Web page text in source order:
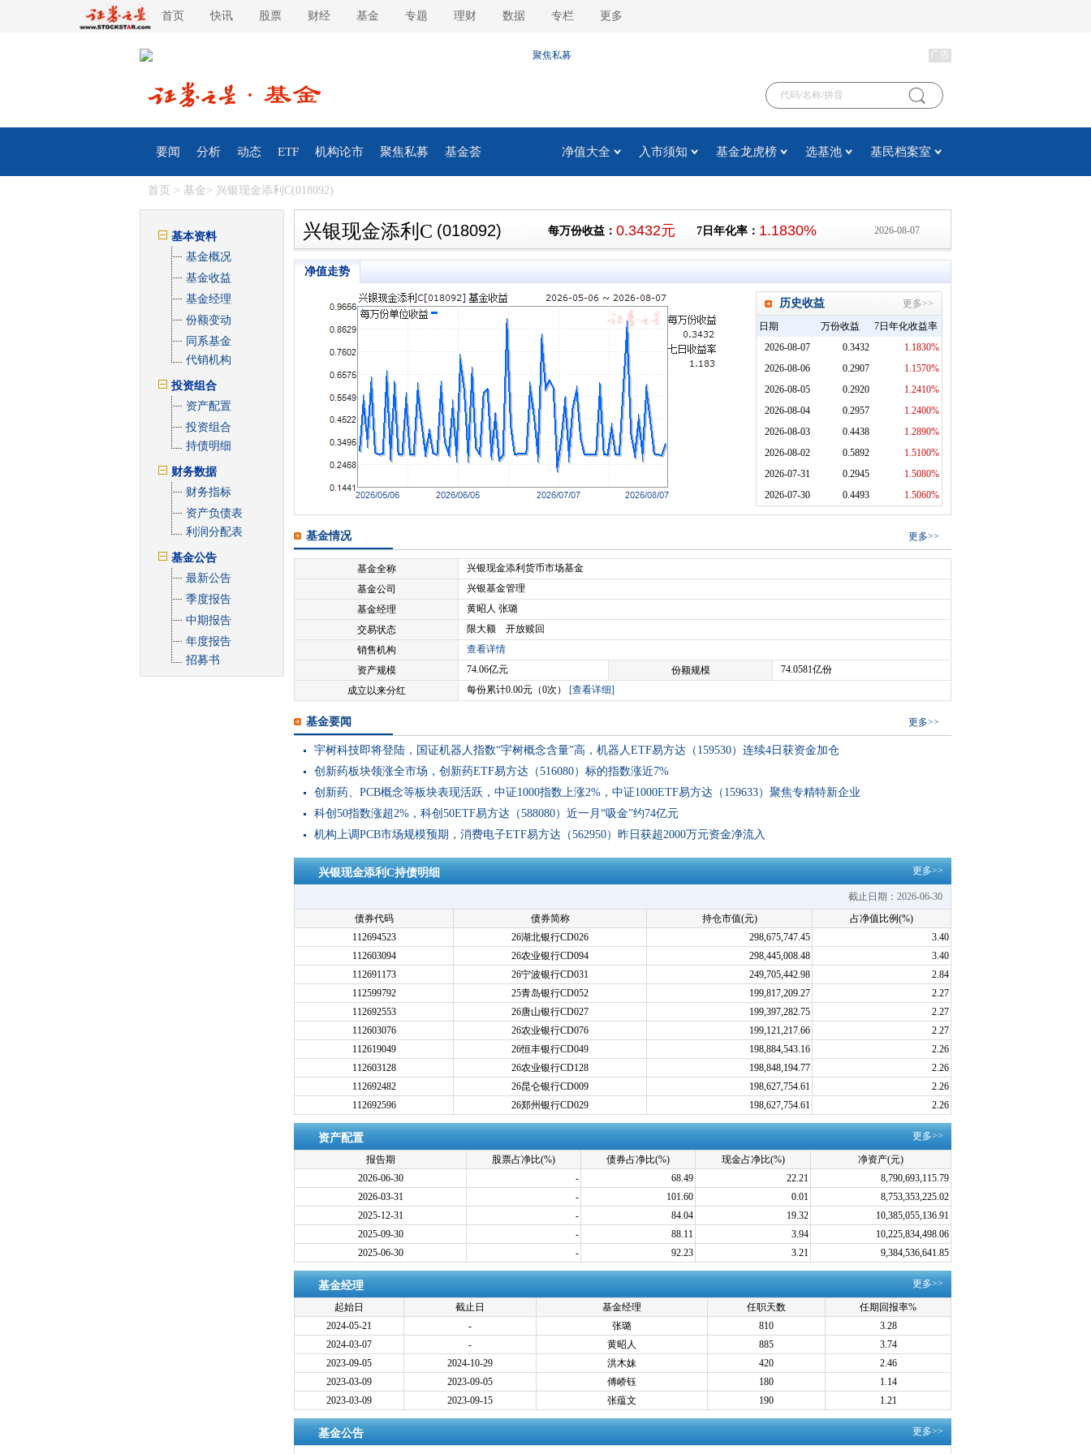
首页 快讯 股票 财经 基金 专题 理财 数据 专栏 更多
广告
要闻 分析 动态 ETF 机构论市 聚焦私募 基金荟 净值大全 入市须知 基金龙虎榜 选基池 基民档案室
首页 > 基金> 兴银现金添利C(018092)
基本资料
基金概况
基金收益
基金经理
份额变动
同系基金
代销机构
投资组合
资产配置
投资组合
持债明细
财务数据
财务指标
资产负债表
利润分配表
基金公告
最新公告
季度报告
中期报告
年度报告
招募书
兴银现金添利C (018092) 每万份收益： 0.3432元 7日年化率： 1.1830% 2026-08-07
净值走势
更多>>
历史收益
日期 万份收益
7日年化收益率
2026-08-07
0.3432
1.1830%
2026-08-06
0.2907
1.1570%
2026-08-05
0.2920
1.2410%
2026-08-04
0.2957
1.2400%
2026-08-03
0.4438
1.2890%
2026-08-02
0.5892
1.5100%
2026-07-31
0.2945
1.5080%
2026-07-30
0.4493 1.5060%
更多>>
基金情况
基金全称
兴银现金添利货币市场基金
基金公司
兴银基金管理
基金经理
黄昭人 张璐
交易状态
限大额 开放赎回
销售机构
查看详情
资产规模
74.06亿元 份额规模
74.0581亿份
成立以来分红
每份累计0.00元（0次） [查看详细]
更多>>
基金要闻
宇树科技即将登陆，国证机器人指数“宇树概念含量”高，机器人ETF易方达（159530）连续4日获资金加仓
创新药板块领涨全市场，创新药ETF易方达（516080）标的指数涨近7%
创新药、PCB概念等板块表现活跃，中证1000指数上涨2%，中证1000ETF易方达（159633）聚焦专精特新企业
科创50指数涨超2%，科创50ETF易方达（588080）近一月“吸金”约74亿元
机构上调PCB市场规模预期，消费电子ETF易方达（562950）昨日获超2000万元资金净流入
更多>>
兴银现金添利C持债明细
截止日期：2026-06-30
债券代码
债券简称 持仓市值(元)
占净值比例(%)
112694523
26湖北银行CD026 298,675,747.45
3.40
112603094
26农业银行CD094 298,445,008.48
3.40
112691173
26宁波银行CD031 249,705,442.98
2.84
112599792
25青岛银行CD052 199,817,209.27
2.27
112692553
26唐山银行CD027 199,397,282.75
2.27
112603076
26农业银行CD076 199,121,217.66
2.27
112619049
26恒丰银行CD049 198,884,543.16
2.26
112603128
26农业银行CD128 198,848,194.77
2.26
112692482
26昆仑银行CD009 198,627,754.61
2.26
112692596
26郑州银行CD029 198,627,754.61 2.26
更多>>
资产配置
报告期 股票占净比(%) 债券占净比(%) 现金占净比(%)
净资产(元)
2026-06-30
- 68.49 22.21
8,790,693,115.79
2026-03-31
- 101.60 0.01
8,753,353,225.02
2025-12-31
- 84.04 19.32
10,385,055,136.91
2025-09-30
- 88.11 3.94
10,225,834,498.06
2025-06-30
- 92.23 3.21 9,384,536,641.85
更多>>
基金经理
起始日 截止日 基金经理 任职天数
任期回报率%
2024-05-21
- 张璐 810
3.28
2024-03-07
- 黄昭人 885
3.74
2023-09-05
2024-10-29 洪木妹 420
2.46
2023-03-09
2023-09-05 傅峤钰 180
1.14
2023-03-09
2023-09-15 张蕴文 190 1.21
更多>>
基金公告